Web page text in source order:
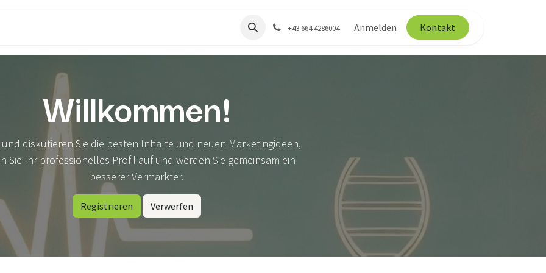
+43 664 4286004 Anmelden Kontakt
Willkommen!
und diskutieren Sie die besten Inhalte und neuen Marketingideen,
Sie Ihr professionelles Profil auf und werden Sie gemeinsam ein
besserer Vermarkter.
Registrieren Verwerfen